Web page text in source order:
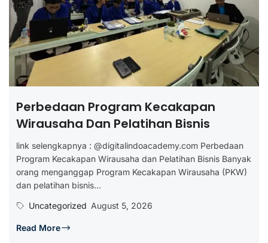
Perbedaan Program Kecakapan
Wirausaha Dan Pelatihan Bisnis
link selengkapnya : @digitalindoacademy.com Perbedaan
Program Kecakapan Wirausaha dan Pelatihan Bisnis Banyak
orang menganggap Program Kecakapan Wirausaha (PKW)
dan pelatihan bisnis...
Uncategorized August 5, 2026
Read More